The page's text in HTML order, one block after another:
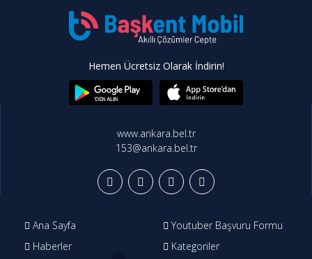
Hemen Ücretsiz Olarak İndirin!
www.ankara.bel.tr
153@ankara.bel.tr
Ana Sayfa
Youtuber Başvuru Formu
Haberler
Kategoriler